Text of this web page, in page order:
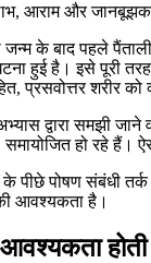
आराम और
के बाद पहले
हुई है। इसे पूरी
प्रसवोत्तर शरीर
द्वारा समझी
समायोजित हो रहे
पीछे पोषण संबंधी
आवश्यकता है।
आवश्यकता